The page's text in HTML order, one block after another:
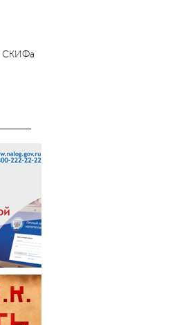
СКИФа